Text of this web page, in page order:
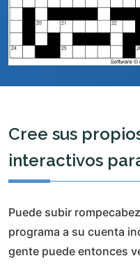
Cree sus
interactivos
Puede subir
programa a su cuenta
gente puede entonces